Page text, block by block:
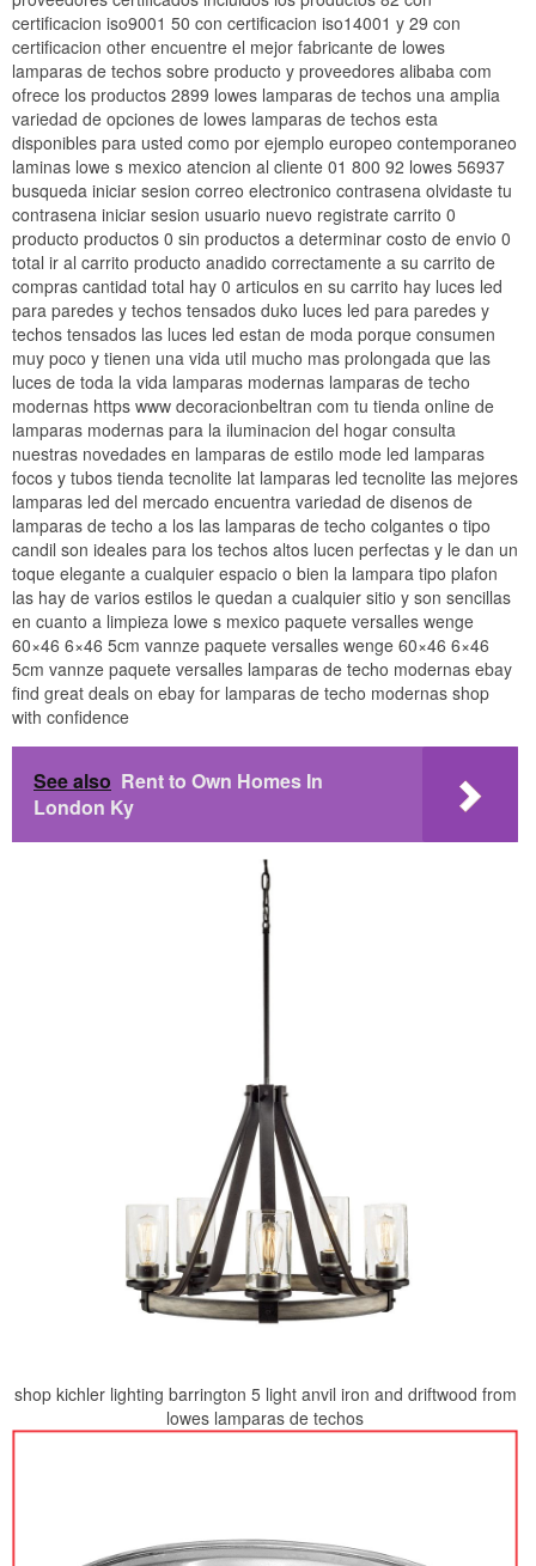
certificacion iso9001 50 con certificacion iso14001 y 29 con
certificacion other encuentre el mejor fabricante de lowes
lamparas de techos sobre producto y proveedores alibaba com
ofrece los productos 2899 lowes lamparas de techos una amplia
variedad de opciones de lowes lamparas de techos esta
disponibles para usted como por ejemplo europeo contemporaneo
laminas lowe s mexico atencion al cliente 01 800 92 lowes 56937
busqueda iniciar sesion correo electronico contrasena olvidaste tu
contrasena iniciar sesion usuario nuevo registrate carrito 0
producto productos 0 sin productos a determinar costo de envio 0
total ir al carrito producto anadido correctamente a su carrito de
compras cantidad total hay 0 articulos en su carrito hay luces led
para paredes y techos tensados duko luces led para paredes y
techos tensados las luces led estan de moda porque consumen
muy poco y tienen una vida util mucho mas prolongada que las
luces de toda la vida lamparas modernas lamparas de techo
modernas https www decoracionbeltran com tu tienda online de
lamparas modernas para la iluminacion del hogar consulta
nuestras novedades en lamparas de estilo mode led lamparas
focos y tubos tienda tecnolite lat lamparas led tecnolite las mejores
lamparas led del mercado encuentra variedad de disenos de
lamparas de techo a los las lamparas de techo colgantes o tipo
candil son ideales para los techos altos lucen perfectas y le dan un
toque elegante a cualquier espacio o bien la lampara tipo plafon
las hay de varios estilos le quedan a cualquier sitio y son sencillas
en cuanto a limpieza lowe s mexico paquete versalles wenge
60×46 6×46 5cm vannze paquete versalles wenge 60×46 6×46
5cm vannze paquete versalles lamparas de techo modernas ebay
find great deals on ebay for lamparas de techo modernas shop
with confidence
See also Rent to Own Homes In
London Ky
shop kichler lighting barrington 5 light anvil iron and driftwood from
lowes lamparas de techos